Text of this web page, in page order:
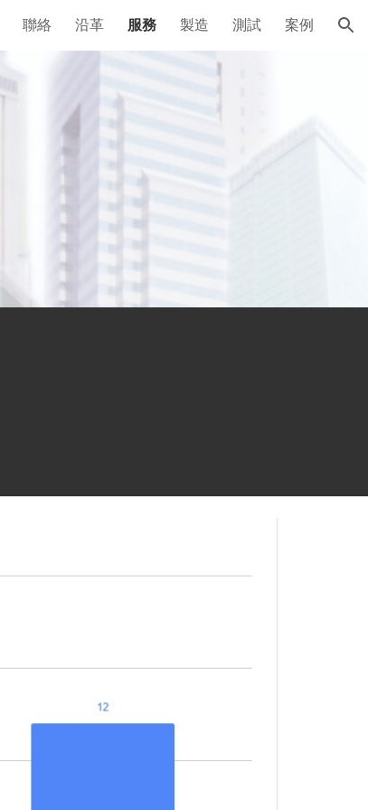
聯絡 沿革 服務 製造 測試 案例